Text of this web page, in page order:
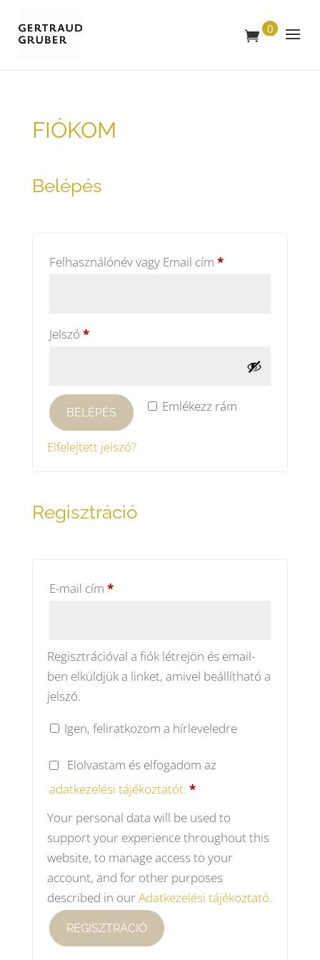
0
T
M
FIÓKOM
Belépés
Felhasználónév vagy Email cím *Kötelező
Jelszó *Kötelező
Emlékezz rám
BELÉPÉS
Elfelejtett jelszó?
Regisztráció
E-mail cím *Kötelező
Regisztrációval a fiók létrejön és email-
ben elküldjük a linket, amivel beállítható a
jelszó.
Igen, feliratkozom a hírleveledre
Elolvastam és elfogadom az
adatkezelési tájékoztatót. *
Your personal data will be used to
support your experience throughout this
website, to manage access to your
account, and for other purposes
described in ourAdatkezelési tájékoztató.
REGISZTRÁCIÓ